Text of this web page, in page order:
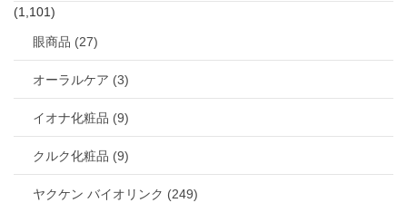
(1,101)
眼商品 (27)
オーラルケア (3)
イオナ化粧品 (9)
クルク化粧品 (9)
ヤクケン バイオリンク (249)